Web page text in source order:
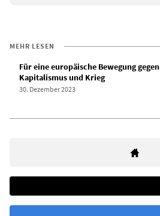
MEHR LESEN
Für eine europäische Bewegung gegen
Kapitalismus und Krieg
30. Dezember 2023